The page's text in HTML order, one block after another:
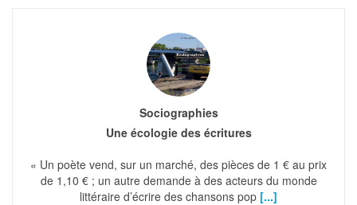
Sociographies
Une écologie des écritures
« Un poète vend, sur un marché, des pièces de 1 € au prix
de 1,10 € ; un autre demande à des acteurs du monde
littéraire d’écrire des chansons pop [...]